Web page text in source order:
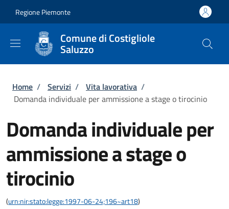
Regione Piemonte
Comune di Costigliole
Saluzzo
Briciole di pane
Home / Servizi / Vita lavorativa /
Domanda individuale per ammissione a stage o tirocinio
Domanda individuale per
ammissione a stage o
tirocinio
(urn:nir:stato:legge:1997-06-24;196~art18)